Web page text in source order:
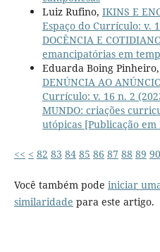
Luiz Rufino, IKINS E
Espaço do Currículo: v.
DOCÊNCIA E
emancipatórias em
Eduarda Boing
DENÚNCIA AO
Currículo: v. 16 n. 2
MUNDO: criações
utópicas [Publicação
<< < 82 83 84 85 86 87 88 89 90
Você também pode iniciar
similaridade para este artigo.